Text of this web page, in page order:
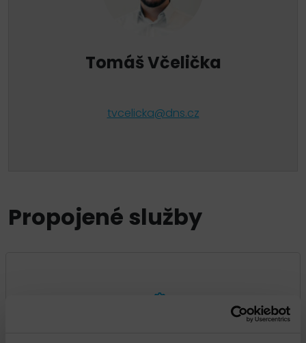
Tomáš Včelička
tvcelicka@dns.cz
Propojené služby